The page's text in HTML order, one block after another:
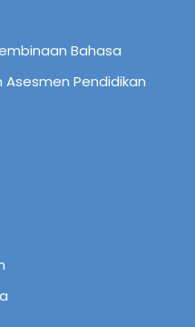
Bahasa
Asesmen Pendidikan